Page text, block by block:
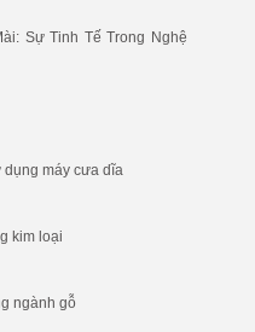
Sự Tinh Tế Trong Nghệ
máy cưa dĩa
kim loại
ngành gỗ